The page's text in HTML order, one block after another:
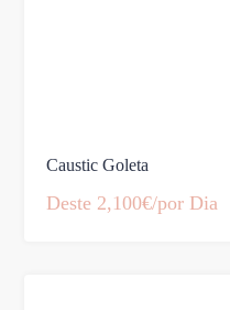
Caustic Goleta
Deste 2,100€/por Dia